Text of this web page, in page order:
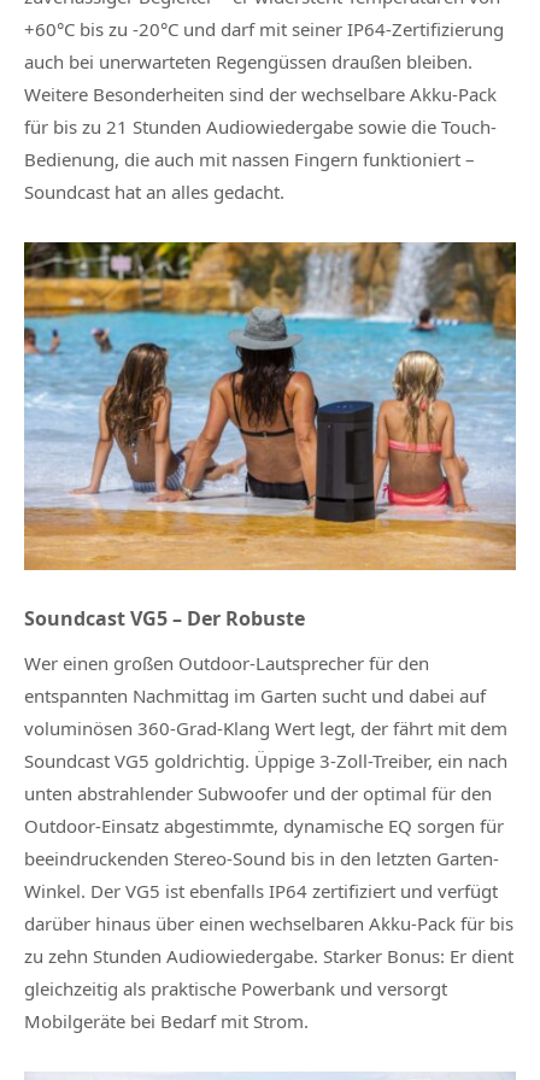
+60°C bis zu -20°C und darf mit seiner IP64-Zertifizierung
auch bei unerwarteten Regengüssen draußen bleiben.
Weitere Besonderheiten sind der wechselbare Akku-Pack
für bis zu 21 Stunden Audiowiedergabe sowie die Touch-
Bedienung, die auch mit nassen Fingern funktioniert –
Soundcast hat an alles gedacht.
Soundcast VG5 – Der Robuste
Wer einen großen Outdoor-Lautsprecher für den
entspannten Nachmittag im Garten sucht und dabei auf
voluminösen 360-Grad-Klang Wert legt, der fährt mit dem
Soundcast VG5 goldrichtig. Üppige 3-Zoll-Treiber, ein nach
unten abstrahlender Subwoofer und der optimal für den
Outdoor-Einsatz abgestimmte, dynamische EQ sorgen für
beeindruckenden Stereo-Sound bis in den letzten Garten-
Winkel. Der VG5 ist ebenfalls IP64 zertifiziert und verfügt
darüber hinaus über einen wechselbaren Akku-Pack für bis
zu zehn Stunden Audiowiedergabe. Starker Bonus: Er dient
gleichzeitig als praktische Powerbank und versorgt
Mobilgeräte bei Bedarf mit Strom.